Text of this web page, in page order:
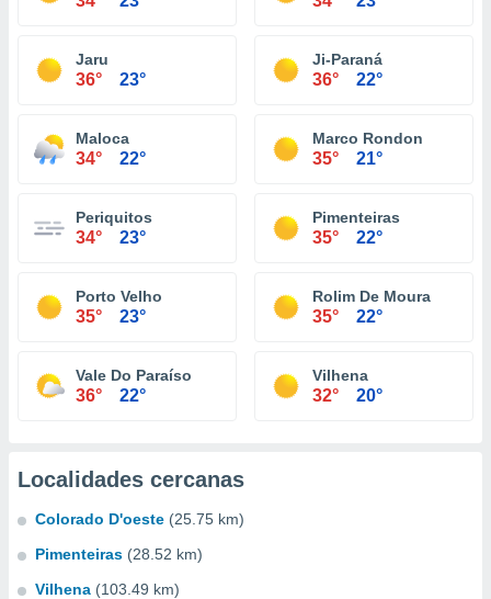
Jaru
36° 23°
Ji-Paraná
36° 22°
Maloca
34° 22°
Marco Rondon
35° 21°
Periquitos
34° 23°
Pimenteiras
35° 22°
Porto Velho
35° 23°
Rolim De Moura
35° 22°
Vale Do Paraíso
36° 22°
Vilhena
32° 20°
Localidades cercanas
Colorado D'oeste (25.75 km)
Pimenteiras (28.52 km)
Vilhena (103.49 km)